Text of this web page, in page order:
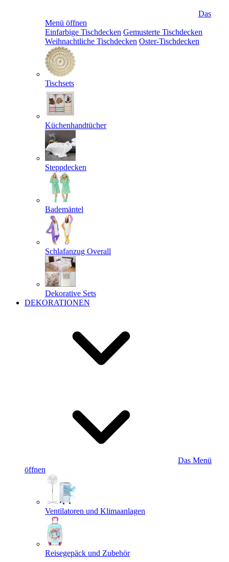
Das
Menü öffnen
Einfarbige Tischdecken Gemusterte Tischdecken
Weihnachtliche Tischdecken Oster-Tischdecken
Tischsets
Küchenhandtücher
Steppdecken
Bademäntel
Schlafanzug Overall
Dekorative Sets
DEKORATIONEN
Das Menü
öffnen
Ventilatoren und Klimaanlagen
Reisegepäck und Zubehör